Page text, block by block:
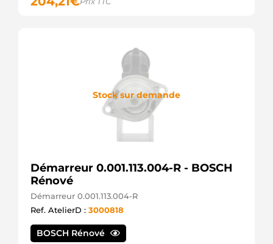
Stock sur demande
Démarreur 0.001.113.004-R - BOSCH
Rénové
Démarreur 0.001.113.004-R
Ref. AtelierD : 3000818
BOSCH Rénové